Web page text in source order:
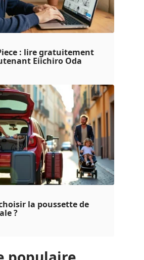
: lire gratuitement
Eiichiro Oda
la poussette de
?